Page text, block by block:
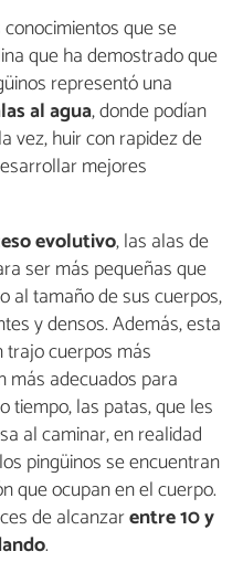
que se
que ha demostrado que
representó una
al agua, donde podían
vez, huir con rapidez de
mejores
evolutivo, las alas de
ser más pequeñas que
al tamaño de sus cuerpos,
y densos. Además, esta
trajo cuerpos más
más adecuados para
tiempo, las patas, que les
al caminar, en realidad
pingüinos se encuentran
que ocupan en el cuerpo.
de alcanzarentre 10 y
.